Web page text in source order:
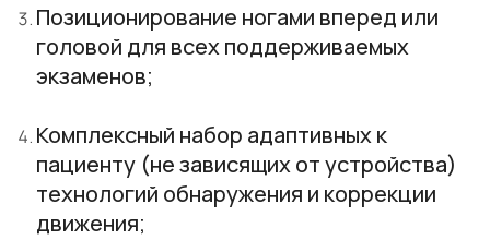
Позиционирование ногами вперед или
головой для всех поддерживаемых
экзаменов;
Комплексный набор адаптивных к
пациенту (не зависящих от устройства)
технологий обнаружения и коррекции
движения;